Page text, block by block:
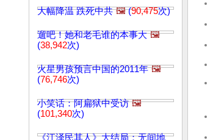
大幅降温 跌死中共 🖼️(90,475次)
遛吧！她和老毛谁的本事大 🖼️
(38,942次)
火星男孩预言中国的2011年 🖼️
(76,746次)
小笑话：阿扁狱中受访 🖼️
(101,340次)
《江泽民其人》大结局：无间地